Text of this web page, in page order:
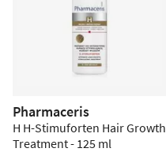
Pharmaceris
H H-Stimuforten Hair Growth
Treatment - 125 ml